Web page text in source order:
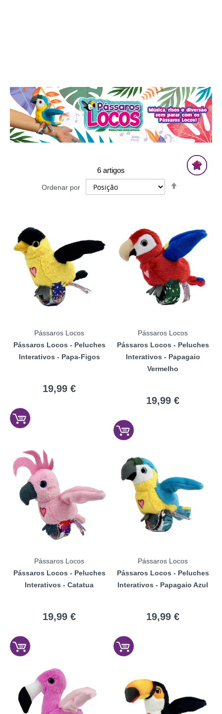
6 artigos
Ordenar por
Pássaros Locos
Pássaros Locos - Peluches
Interativos - Papa-Figos
19,99 €
Pássaros Locos
Pássaros Locos - Peluches
Interativos - Papagaio
Vermelho
19,99 €
Pássaros Locos
Pássaros Locos - Peluches
Interativos - Catatua
19,99 €
Pássaros Locos
Pássaros Locos - Peluches
Interativos - Papagaio Azul
19,99 €